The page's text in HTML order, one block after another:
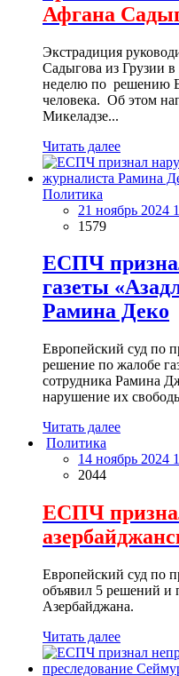
Афгана
Экстрадиция
Садыгова из Грузии
неделю по решению
человека. Об этом
Микеладзе...
Читать далее
Политика
21 ноябрь 2024
1579
ЕСПЧ
газеты
Рамина Деко
Европейский суд по
решение по жалобе
сотрудника Рамина
нарушение их
Читать далее
Политика
14 ноябрь 2024
2044
ЕСПЧ
Европейский суд по
объявил 5 решений и
Азербайджана.
Читать далее